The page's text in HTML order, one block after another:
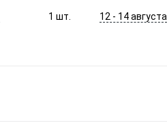
1шт. 12 - 14 августа